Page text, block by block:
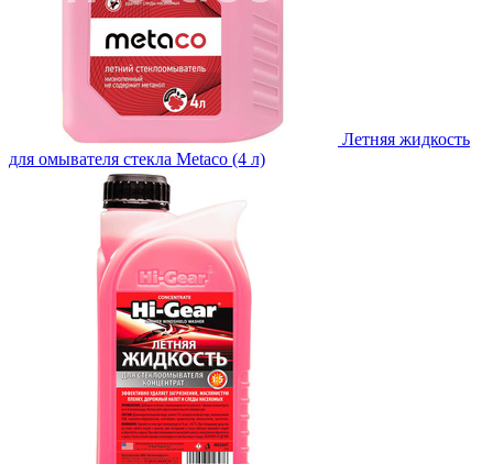
Летняя жидкость
для омывателя стекла Metaco (4 л)